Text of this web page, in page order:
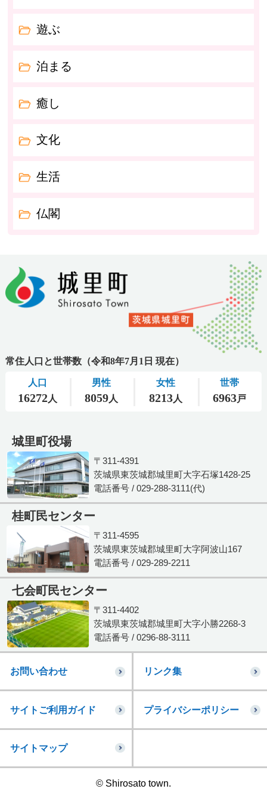
遊ぶ
泊まる
癒し
文化
生活
仏閣
城里町役場
〒311-4391
茨城県東茨城郡城里町大字石塚1428-25
電話番号 / 029-288-3111(代)
桂町民センター
〒311-4595
茨城県東茨城郡城里町大字阿波山167
電話番号 / 029-289-2211
七会町民センター
〒311-4402
茨城県東茨城郡城里町大字小勝2268-3
電話番号 / 0296-88-3111
お問い合わせ リンク集
サイトご利用ガイド プライバシーポリシー
サイトマップ
© Shirosato town.